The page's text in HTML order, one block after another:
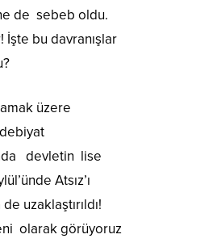
de sebeb oldu.
İşte bu davranışlar
üzere
devletin lise
Atsız’ı
uzaklaştırıldı!
olarak görüyoruz